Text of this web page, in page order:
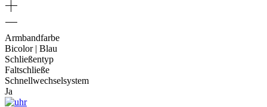
Armbandfarbe
Bicolor | Blau
Schließentyp
Faltschließe
Schnellwechselsystem
Ja